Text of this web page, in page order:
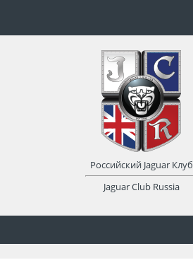
Российский Jaguar Клуб
Jaguar Club Russia